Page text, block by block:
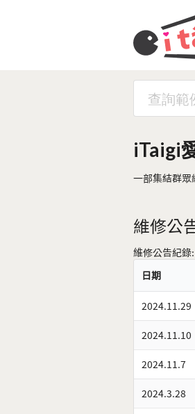
iTaigi
一部集結群
維修公
維修公告紀錄:
日期
2024.11.29
2024.11.10
2024.11.7
2024.3.28